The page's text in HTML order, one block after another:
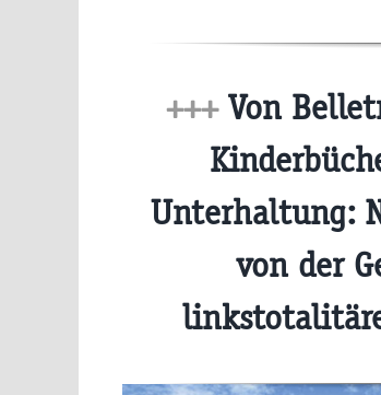
+++Von
Unterhaltung:
von der